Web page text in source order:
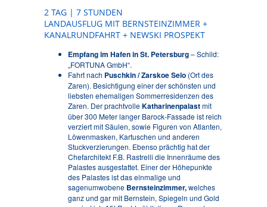
2 TAG | 7 STUNDEN
LANDAUSFLUG MIT BERNSTEINZIMMER +
KANALRUNDFAHRT + NEWSKI PROSPEKT
Empfang im Hafen in St. Petersburg– Schild:
„FORTUNA GmbH“.
Fahrt nach Puschkin / Zarskoe Selo (Ort des
Zaren). Besichtigung einer der schönsten und
liebsten ehemaligen Sommerresidenzen des
Zaren. Der prachtvolleKatharinenpalastmit
über 300 Meter langer Barock-Fassade ist reich
verziert mit Säulen, sowie Figuren von Atlanten,
Löwenmasken, Kartuschen und anderen
Stuckverzierungen. Ebenso prächtig hat der
Chefarchitekt F.B. Rastrelli die Innenräume des
Palastes ausgestattet. Einer der Höhepunkte
des Palastes ist das einmalige und
sagenumwobene Bernsteinzimmer,welches
ganz und gar mit Bernstein, Spiegeln und Gold